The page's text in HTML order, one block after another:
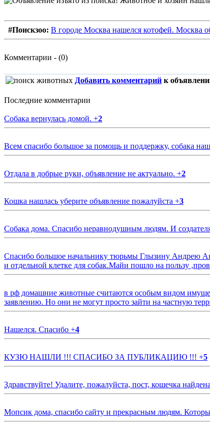
#Поискзоо: В городе Москва нашелся котофей. Москва
Комментарии - (0)
Добавить комментарий к
Последние комментарии
Собака вернулась домой. +2
Всем спасибо большое за помощь и поддержку, собака
Отдала в добрые руки, объявление не актуально. +2
Кошка нашлась уберите объявление пожалуйста +3
Собака дома. Спасибо неравнодушным людям. И
Спасибо большое начальнику тюрьмы Глызину Андрею
и отдельной клетке для собак.Майи пошло на пользу
в рф домашние животные считаются особым видом
заявлению. Но они не могут просто зайти на частную
Нашелся. Спасибо +4
КУЗЮ НАШЛИ !!! СПАСИБО ЗА ПУБЛИКАЦИЮ !!! +5
Здравствуйте! Удалите, пожалуйста, пост, кошечка
Мопсик дома, спасибо сайту и прекрасным людям.